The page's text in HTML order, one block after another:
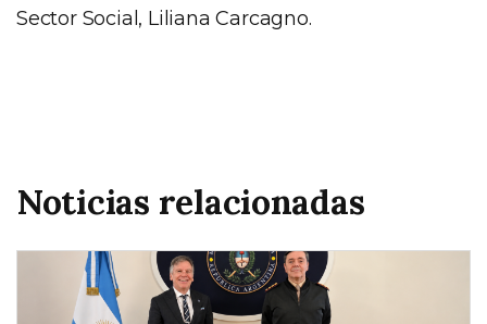
Sector Social, Liliana Carcagno.
Noticias relacionadas